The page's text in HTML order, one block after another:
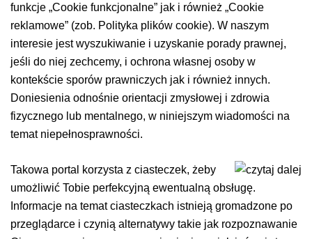
funkcje „Cookie funkcjonalne” jak i również „Cookie
reklamowe” (zob. Polityka plików cookie). W naszym
interesie jest wyszukiwanie i uzyskanie porady prawnej,
jeśli do niej zechcemy, i ochrona własnej osoby w
kontekście sporów prawniczych jak i również innych.
Doniesienia odnośnie orientacji zmysłowej i zdrowia
fizycznego lub mentalnego, w niniejszym wiadomości na
temat niepełnosprawności.
Takowa portal korzysta z ciasteczek, żeby
umożliwić Tobie perfekcyjną ewentualną obsługę.
Informacje na temat ciasteczkach istnieją gromadzone po
przeglądarce i czynią alternatywy takie jak rozpoznawanie